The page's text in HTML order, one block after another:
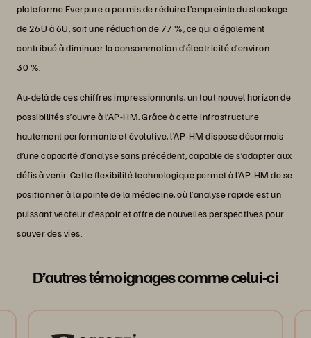
plateforme Everpure a permis de réduire l’empreinte du stockage
de 26U à 6U, soit une réduction de 77 %, ce qui a également
contribué à diminuer la consommation d’électricité d’environ
30 %.
Au-delà de ces chiffres impressionnants, un tout nouvel horizon de
possibilités s’ouvre à l’AP-HM. Grâce à cette infrastructure
hautement performante et évolutive, l’AP-HM dispose désormais
d’une capacité d’analyse sans précédent, capable de s’adapter aux
défis à venir. Cette flexibilité technologique permet à l’AP-HM de se
positionner à la pointe de la médecine, où l’analyse rapide est un
puissant vecteur d’espoir et offre de nouvelles perspectives pour
sauver des vies.
D’autres témoignages comme celui-ci